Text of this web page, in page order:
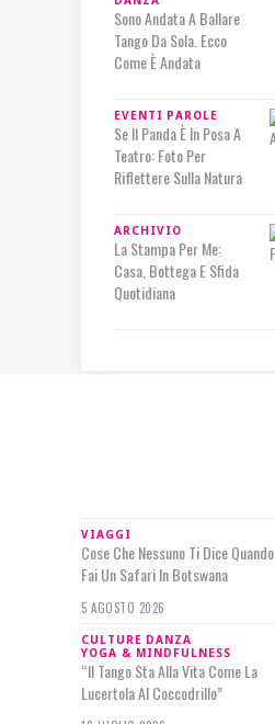
Sono Andata A Ballare
Tango Da Sola. Ecco
Come È Andata
EVENTI PAROLE
Se Il Panda È In Posa A
Teatro: Foto Per
Riflettere Sulla Natura
ARCHIVIO
La Stampa Per Me:
Casa, Bottega E Sfida
Quotidiana
VIAGGI
Cose Che Nessuno Ti Dice Quando
Fai Un Safari In Botswana
5 AGOSTO 2026
CULTURE DANZA
YOGA & MINDFULNESS
“Il Tango Sta Alla Vita Come La
Lucertola Al Coccodrillo”